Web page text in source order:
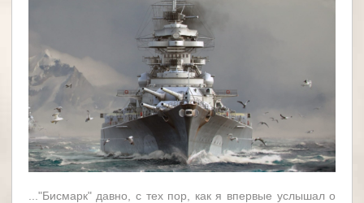
..."Бисмарк" давно, с тех пор, как я впервые услышал о